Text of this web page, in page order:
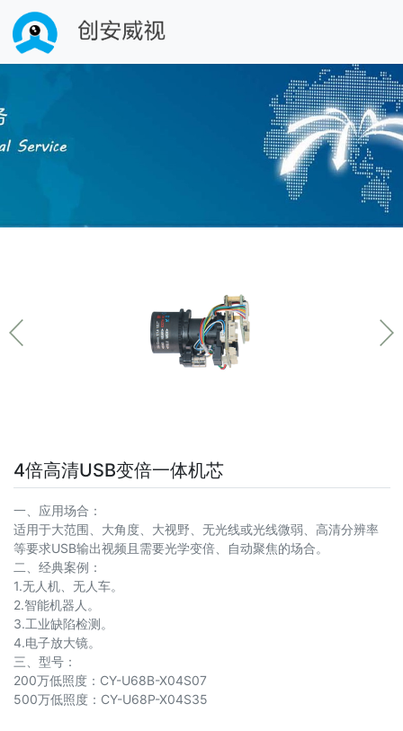
4倍高清USB变倍一体机芯
一、应用场合：
适用于大范围、大角度、大视野、无光线或光线微弱、高清分辨率
等要求USB输出视频且需要光学变倍、自动聚焦的场合。
二、经典案例：
1.无人机、无人车。
2.智能机器人。
3.工业缺陷检测。
4.电子放大镜。
三、型号：
200万低照度：CY-U68B-X04S07
500万低照度：CY-U68P-X04S35